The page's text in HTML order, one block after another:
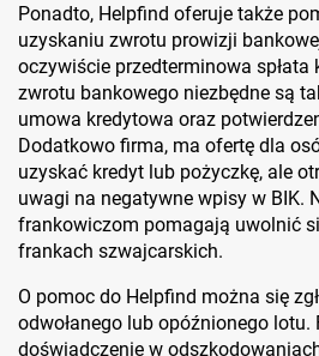
Ponadto, Helpfind oferuje także
uzyskaniu zwrotu prowizji
oczywiście przedterminowa spłata
zwrotu bankowego niezbędne są
umowa kredytowa oraz
Dodatkowo firma, ma ofertę dla
uzyskać kredyt lub pożyczkę, ale
uwagi na negatywne wpisy w BIK.
frankowiczom pomagają uwolnić
frankach szwajcarskich.
O pomoc do Helpfind można się
odwołanego lub opóźnionego
doświadczenie w